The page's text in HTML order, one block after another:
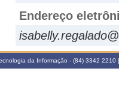
Endereço
da Informação - (84) 3342